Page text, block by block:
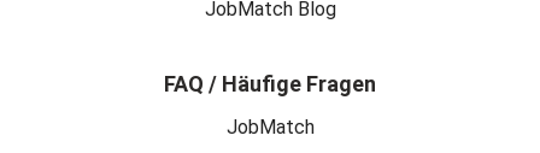
JobMatch Blog
FAQ / Häufige Fragen
JobMatch